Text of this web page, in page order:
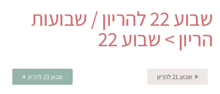
שבוע 22 להריון / שבועות
הריון > שבוע 22
שבוע 21 להריון שבוע 23 להריון